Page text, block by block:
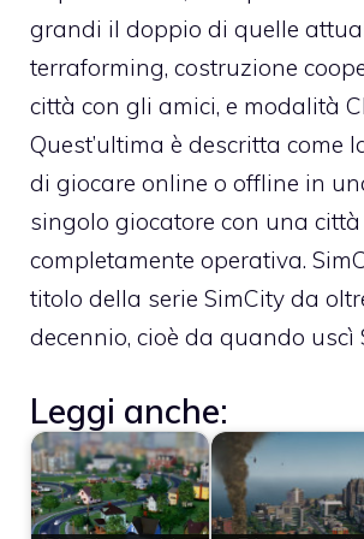
grandi il doppio di quelle
terraforming, costruzione
città con gli amici, e modalità
Quest’ultima è descritta come
di giocare online o offline in
singolo giocatore con una città
completamente operativa.
titolo della serie SimCity da
decennio, cioè da quando uscì
Leggi anche: